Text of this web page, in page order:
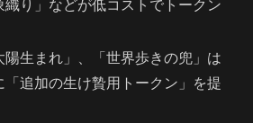
織り」などが低コストでトークン
陽生まれ」、「世界歩きの兜」は
「追加の生け贄用トークン」を提